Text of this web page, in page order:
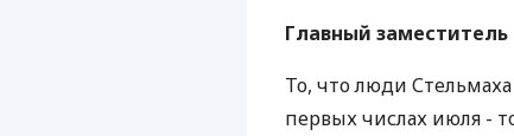
Главный заместитель
То, что люди
первых числах июля -